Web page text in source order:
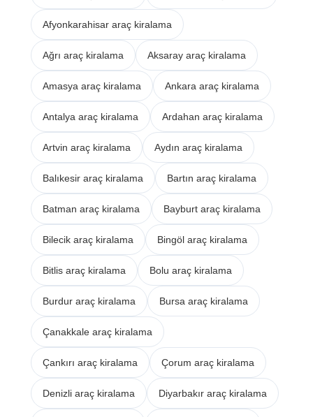
Afyonkarahisar araç kiralama
Ağrı araç kiralama Aksaray araç kiralama
Amasya araç kiralama Ankara araç kiralama
Antalya araç kiralama Ardahan araç kiralama
Artvin araç kiralama Aydın araç kiralama
Balıkesir araç kiralama Bartın araç kiralama
Batman araç kiralama Bayburt araç kiralama
Bilecik araç kiralama Bingöl araç kiralama
Bitlis araç kiralama Bolu araç kiralama
Burdur araç kiralama Bursa araç kiralama
Çanakkale araç kiralama
Çankırı araç kiralama Çorum araç kiralama
Denizli araç kiralama Diyarbakır araç kiralama